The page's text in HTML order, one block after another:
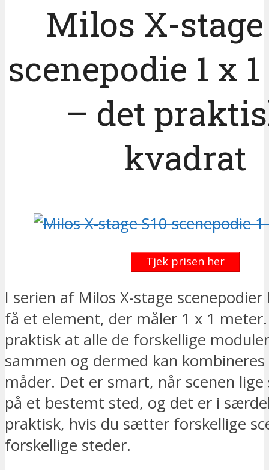
Milos X-stage
scenepodie 1 x
– det
kvadrat
Tjek prisen her
I serien af Milos X-stage scenepodier
få et element, der måler 1 x 1
praktisk at alle de forskellige
sammen og dermed kan
måder. Det er smart, når scenen lige
på et bestemt sted, og det er i
praktisk, hvis du sætter forskellige
forskellige steder.